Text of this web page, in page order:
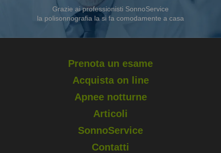
Grazie ai professionisti SonnoService
la polisonnografia la si fa comodamente a casa
Prenota un esame
Acquista on line
Apnee notturne
Articoli
SonnoService
Contatti